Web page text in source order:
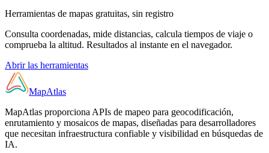
Herramientas de mapas gratuitas, sin registro
Consulta coordenadas, mide distancias, calcula tiempos de viaje o
comprueba la altitud. Resultados al instante en el navegador.
Abrir las herramientas
MapAtlas
MapAtlas proporciona APIs de mapeo para geocodificación,
enrutamiento y mosaicos de mapas, diseñadas para desarrolladores
que necesitan infraestructura confiable y visibilidad en búsquedas de
IA.